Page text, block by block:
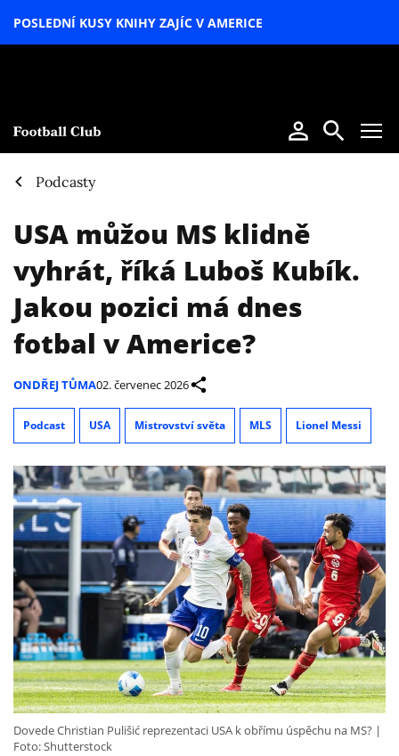
POSLEDNÍ KUSY KNIHY ZAJÍC V AMERICE
Podcasty
USA můžou MS klidně
vyhrát, říká Luboš Kubík.
Jakou pozici má dnes
fotbal v Americe?
ONDŘEJ TŮMA02. červenec 2026
Podcast USA Mistrovství světa MLS Lionel Messi
Dovede Christian Pulišić reprezentaci USA k obřímu úspěchu na MS?
Foto: Shutterstock